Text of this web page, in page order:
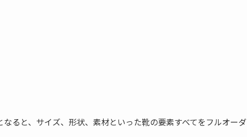
ると、サイズ、形状、素材といった靴の要素すべてをフルオーダ